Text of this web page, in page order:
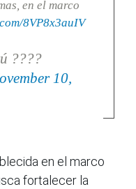
en el marco
8VP8x3auIV
????
10,
en el marco
fortalecer la